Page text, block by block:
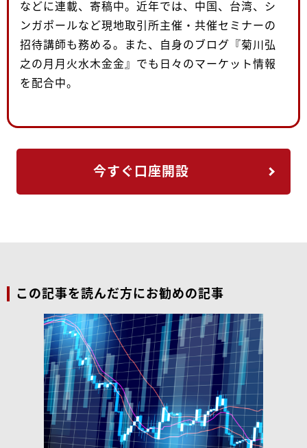
などに連載、寄稿中。近年では、中国、台湾、シ
ンガポールなど現地取引所主催・共催セミナーの
招待講師も務める。また、自身のブログ『菊川弘
之の月月火水木金金』でも日々のマーケット情報
を配合中。
今すぐ口座開設
この記事を読んだ方にお勧めの記事